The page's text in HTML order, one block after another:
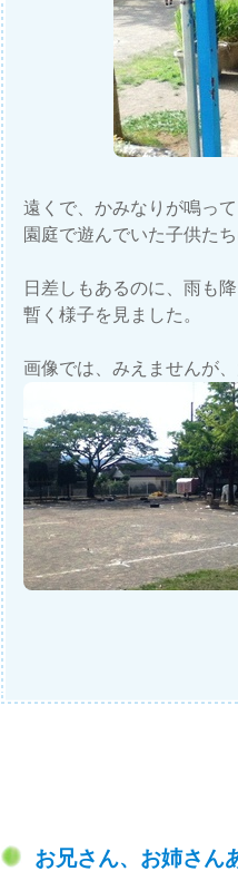
遠くで、かみなりが鳴っ
園庭で遊んでいた子供た
日差しもあるのに、雨も
暫く様子を見ました。
画像では、みえませんが、
お兄さん、お姉さん